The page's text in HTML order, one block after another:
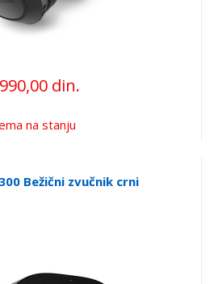
din.
na stanju
300 Bežični zvučnik crni